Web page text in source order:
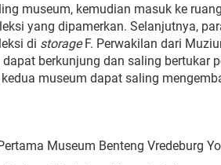
museum, kemudian masuk ke
yang dipamerkan. Selanjutnya,
di storageF. Perwakilan dari
berkunjung dan saling bertukar
museum dapat saling
Museum Benteng Vredeburg